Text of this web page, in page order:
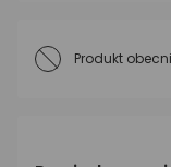
Produkt